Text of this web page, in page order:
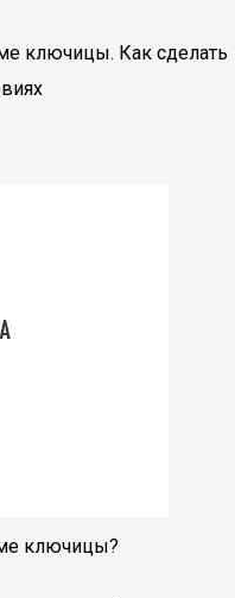
ключицы. Как сделать
ключицы?